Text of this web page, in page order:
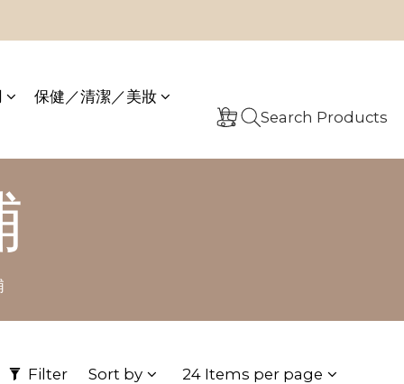
保健／清潔／美妝
Search Products
Filter Sort by 24 Items per page